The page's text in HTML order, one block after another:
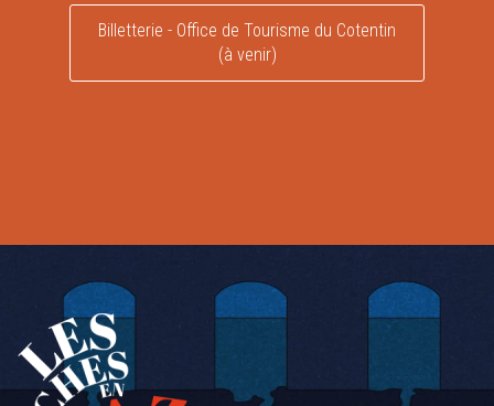
Billetterie - Office de Tourisme du Cotentin
(à venir)